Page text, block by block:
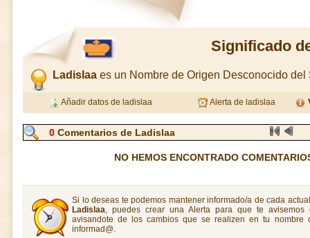
Significado
Ladislaa es un Nombre de Origen Desconocido del
Añadir datos de ladislaa Alerta de ladislaa
0 Comentarios de Ladislaa
NO HEMOS ENCONTRADO
Si lo deseas te podemos mantener informado/a de cada
Ladislaa, puedes crear una Alerta para que te avisemos
avisandote de los cambios que se realizen en tu
informad@.